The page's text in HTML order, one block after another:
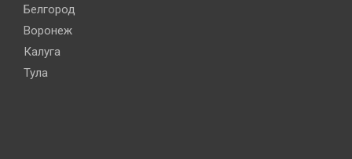
Белгород
Воронеж
Калуга
Тула